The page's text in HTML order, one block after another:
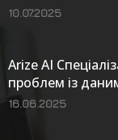
10.07.2025
Arize AI
проблем із
16.06.2025